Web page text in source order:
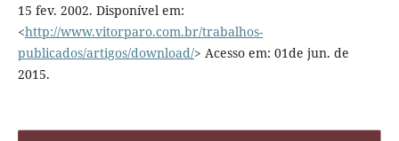
15 fev. 2002. Disponível em:
<http://www.vitorparo.com.br/trabalhos-
publicados/artigos/download/> Acesso em: 01de jun. de
2015.